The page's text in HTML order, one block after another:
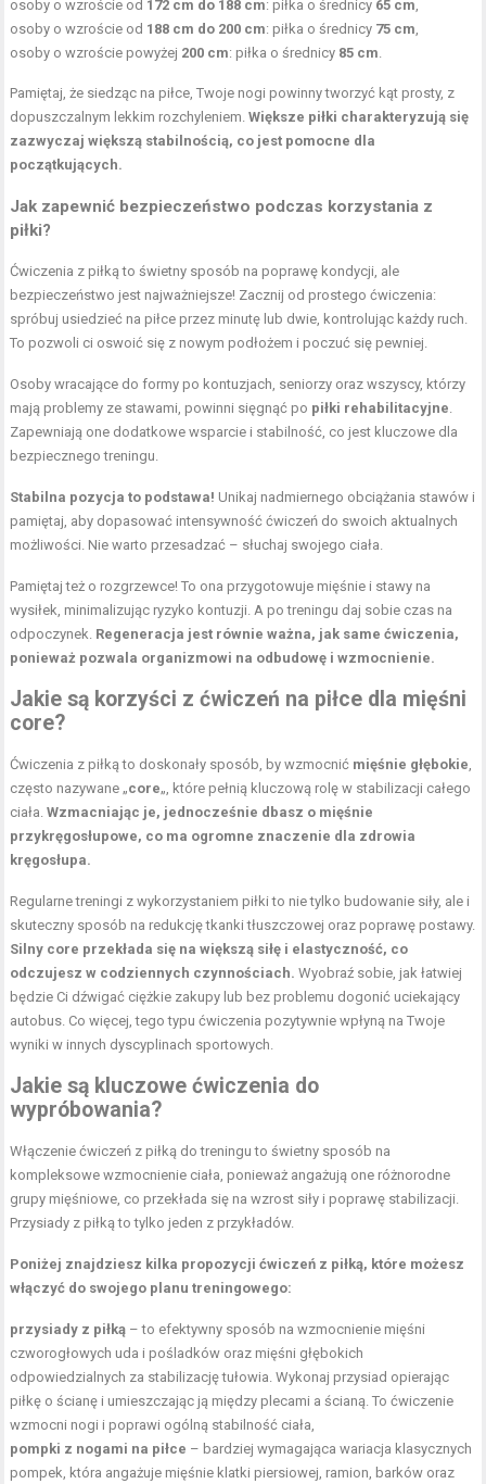
osoby o wzroście od 172 cm do 188 cm: piłka o średnicy 65 cm
osoby o wzroście od 188 cm do 200 cm: piłka o średnicy 75 cm
osoby o wzroście powyżej 200 cm: piłka o średnicy 85 cm
Pamiętaj, że siedząc na piłce, Twoje nogi powinny tworzyć kąt prosty, z
dopuszczalnym lekkim rozchyleniem.Większe piłki charakteryzują się
zazwyczaj większą stabilnością, co jest pomocne dla
początkujących.
Jak zapewnić bezpieczeństwo podczas korzystania z
piłki?
Ćwiczenia z piłką to świetny sposób na poprawę kondycji, ale
bezpieczeństwo jest najważniejsze! Zacznij od prostego ćwiczenia:
spróbuj usiedzieć na piłce przez minutę lub dwie, kontrolując każdy ruch.
To pozwoli ci oswoić się z nowym podłożem i poczuć się pewniej.
Osoby wracające do formy po kontuzjach, seniorzy oraz wszyscy, którzy
mają problemy ze stawami, powinni sięgnąć po piłki rehabilitacyjne
Zapewniają one dodatkowe wsparcie i stabilność, co jest kluczowe dla
bezpiecznego treningu.
Stabilna pozycja to podstawa! Unikaj nadmiernego obciążania stawów i
pamiętaj, aby dopasować intensywność ćwiczeń do swoich aktualnych
możliwości. Nie warto przesadzać – słuchaj swojego ciała.
Pamiętaj też o rozgrzewce! To ona przygotowuje mięśnie i stawy na
wysiłek, minimalizując ryzyko kontuzji. A po treningu daj sobie czas na
odpoczynek. Regeneracja jest równie ważna, jak same ćwiczenia,
ponieważ pozwala organizmowi na odbudowę i wzmocnienie.
Jakie są korzyści z ćwiczeń na piłce dla mięśni
core?
Ćwiczenia z piłką to doskonały sposób, by wzmocnić mięśnie głębokie
często nazywane „core„, które pełnią kluczową rolę w stabilizacji całego
ciała.Wzmacniając je, jednocześnie dbasz o mięśnie
przykręgosłupowe, co ma ogromne znaczenie dla zdrowia
kręgosłupa.
Regularne treningi z wykorzystaniem piłki to nie tylko budowanie siły, ale i
skuteczny sposób na redukcję tkanki tłuszczowej oraz poprawę postawy.
Silny core przekłada się na większą siłę i elastyczność, co
odczujesz w codziennych czynnościach. Wyobraź sobie, jak łatwiej
będzie Ci dźwigać ciężkie zakupy lub bez problemu dogonić uciekający
autobus. Co więcej, tego typu ćwiczenia pozytywnie wpłyną na Twoje
wyniki w innych dyscyplinach sportowych.
Jakie są kluczowe ćwiczenia do
wypróbowania?
Włączenie ćwiczeń z piłką do treningu to świetny sposób na
kompleksowe wzmocnienie ciała, ponieważ angażują one różnorodne
grupy mięśniowe, co przekłada się na wzrost siły i poprawę stabilizacji.
Przysiady z piłką to tylko jeden z przykładów.
Poniżej znajdziesz kilka propozycji ćwiczeń z piłką, które możesz
włączyć do swojego planu treningowego:
przysiady z piłką – to efektywny sposób nawzmocnienie mięśni
czworogłowych uda i pośladków oraz mięśni głębokich
odpowiedzialnych za stabilizację tułowia. Wykonaj przysiad opierając
piłkę o ścianę i umieszczając ją między plecami a ścianą. To ćwiczenie
wzmocni nogi i poprawi ogólną stabilność ciała,
pompki z nogami na piłce – bardziej wymagająca wariacja klasycznych
pompek, która angażuje mięśnie klatki piersiowej , ramion, barków oraz